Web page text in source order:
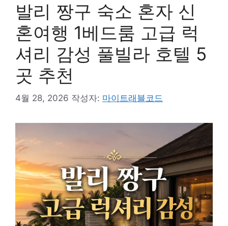
발리 짱구 숙소 혼자 신
혼여행 1베드룸 고급 럭
셔리 감성 풀빌라 호텔 5
곳 추천
4월 28, 2026 작성자: 마이트래블코드